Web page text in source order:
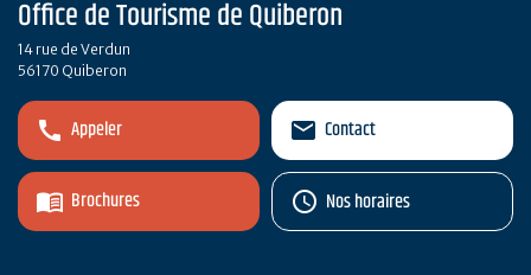
Office de Tourisme de Quiberon
14 rue de Verdun
56170 Quiberon
Appeler
Brochures
Contact
Nos horaires